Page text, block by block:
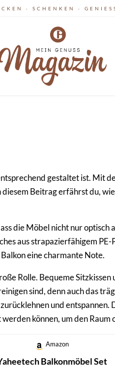
· SCHENKEN ·
gestaltet ist. Mit
Beitrag erfährst du,
die Möbel nicht nur
aus strapazierfähigem
eine charmante Note.
Rolle. Bequeme
sind, denn auch das
und
können, um den Raum
Amazon
Balkonmöbel Set